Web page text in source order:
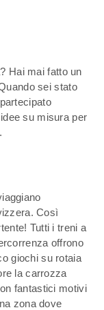
Hai mai fatto un
sei stato
su misura per
Così
Tutti i treni a
offrono
giochi su rotaia
la carrozza
fantastici motivi
zona dove